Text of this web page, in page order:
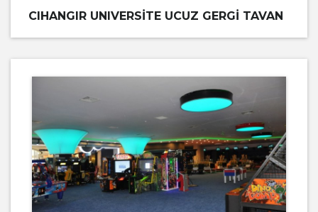
CIHANGIR UNIVERSITE UCUZ GERGI TAVAN